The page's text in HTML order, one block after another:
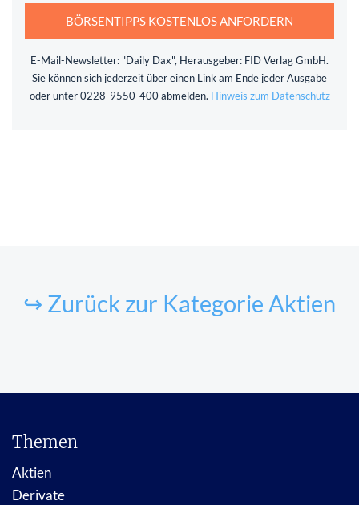
BÖRSENTIPPS KOSTENLOS ANFORDERN
E-Mail-Newsletter: "Daily Dax", Herausgeber: FID Verlag GmbH.
Sie können sich jederzeit über einen Link am Ende jeder Ausgabe
oder unter 0228-9550-400 abmelden. Hinweis zum Datenschutz
↪ Zurück zur Kategorie Aktien
Themen
Aktien
Derivate